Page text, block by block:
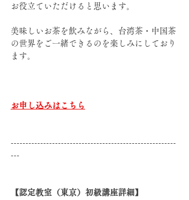
お役立ていただけると思います。
美味しいお茶を飲みながら、台湾茶・中国茶
の世界をご一緒できるのを楽しみにしており
ます。
お申し込みはこちら
--------------------------------------------------------
---
【認定教室（東京）初級講座詳細】